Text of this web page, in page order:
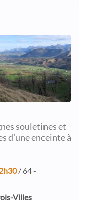
souletines et
d’une enceinte à
/ 64 -
Villes